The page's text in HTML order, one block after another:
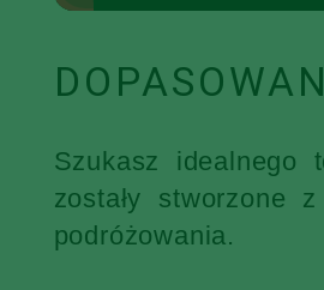
Szukasz idealnego
zostały stworzone
podróżowania.